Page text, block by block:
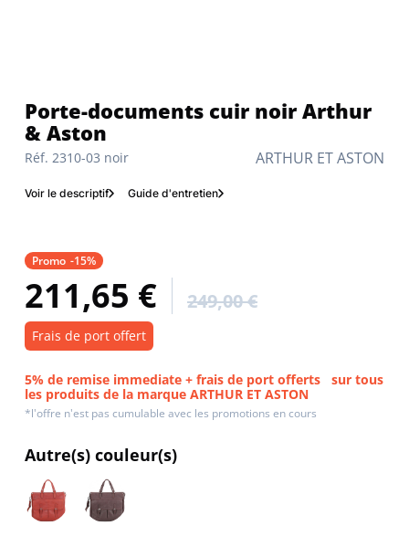
ARTHUR ET ASTON
Réf. 2310-03 noir
Porte-documents cuir noir Arthur
& Aston
Voir le descriptif Guide d'entretien
Promo -15%
211,65 € 249,00 €
Frais de port offert
5% de remise immediate + frais de port offerts sur tous
les produits de la marque ARTHUR ET ASTON
*l'offre n'est pas cumulable avec les promotions en cours
Autre(s) couleur(s)